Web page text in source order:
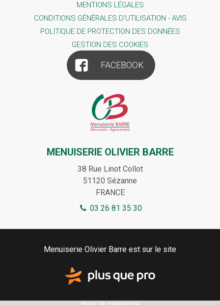
MENTIONS LÉGALES
CONDITIONS GÉNÉRALES D'UTILISATION - AVIS
POLITIQUE DE PROTECTION DES DONNÉES
GESTION DES COOKIES
FACEBOOK
MENUISERIE OLIVIER BARRE
38 Rue Linot Collot
51120 Sézanne
FRANCE
03 26 81 35 30
Menuiserie Olivier Barre est sur le site